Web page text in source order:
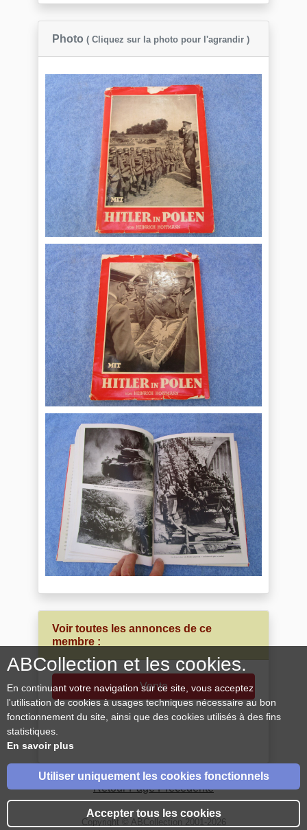
Photo ( Cliquez sur la photo pour l'agrandir )
Voir toutes les annonces de ce
membre :
Vente
Retour Page Précédente
Copyright © ABCollection 2001-2026
ABCollection et les cookies.
En continuant votre navigation sur ce site, vous acceptez
l'utilisation de cookies à usages techniques nécessaire au bon
fonctionnement du site, ainsi que des cookies utilisés à des fins
statistiques.
En savoir plus
Utiliser uniquement les cookies fonctionnels
Accepter tous les cookies